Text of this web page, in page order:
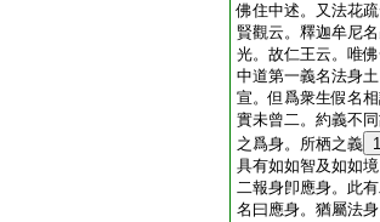
佛住中述。又法花
賢觀云。釋迦牟尼
光。故仁王云。唯
中道第一義名法身
宣。但爲衆生假名
實未曾二。約義不
之爲身。所栖之義 1
具有如如智及如如
二報身卽應身。此
名曰應身。猶屬法